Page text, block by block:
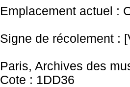
Emplacement actuel :
Signe de récolement :
Paris, Archives des
Cote : 1DD36